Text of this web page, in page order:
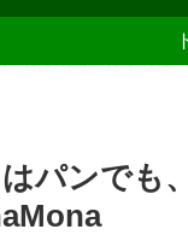
パンでも